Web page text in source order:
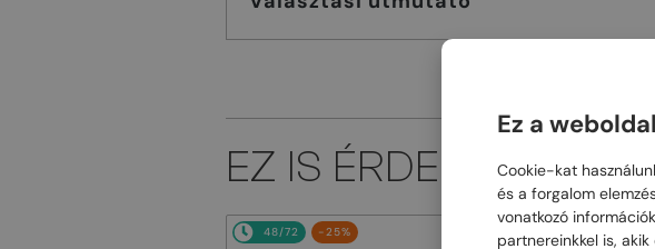
EZ IS ÉRDEKELHET
48/72 -25% 48/72 -25%
Ez a
Cookie-kat
és a forgalom
vonatkozó
partnereinkkel is,